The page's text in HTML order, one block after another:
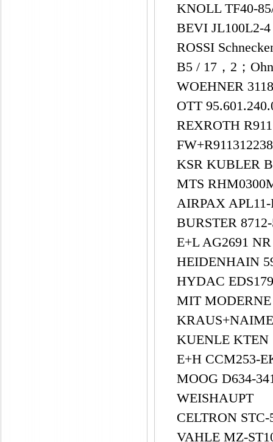
KNOLL TF40-
BEVI JL100L2-
ROSSI
B5 / 17，2；
WOEHNER
OTT
REXROTH
KSR KUBLER
MTS
AIRPAX
BURSTER
E+L AG2691
HEIDENHAIN
HYDAC
MIT
KUENLE
E+H CCM253-
MOOG D634-
WEISHAUPT
CELTRON
VAHLE MZ-